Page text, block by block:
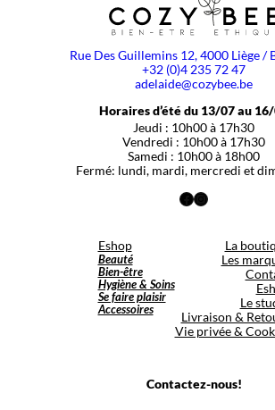
Rue Des Guillemins 12, 4000 Liège /
+32 (0)4 235 72 47
adelaide@cozybee.be
Horaires d’été du 13/07 au
Jeudi : 10h00 à 17h30
Vendredi : 10h00 à 17h30
Samedi : 10h00 à 18h00
Fermé: lundi, mardi, mercredi et
Facebook
Instagram
Eshop
Beauté
Bien-être
Hygiène & Soins
Se faire plaisir
Accessoires
La
Les
Le
Livraison &
Vie privée &
Contactez-nous!